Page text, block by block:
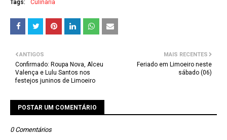
Tags: Culinária
MAIS RECENTES
Feriado em Limoeiro neste
sábado (06)
ANTIGOS
Confirmado: Roupa Nova, Alceu
Valença e Lulu Santos nos
festejos juninos de Limoeiro
POSTAR UM COMENTÁRIO
0 Comentários